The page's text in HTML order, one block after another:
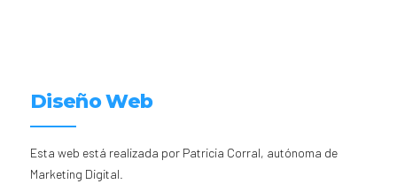
Diseño Web
Esta web está realizada por Patricia Corral, autónoma de
Marketing Digital.